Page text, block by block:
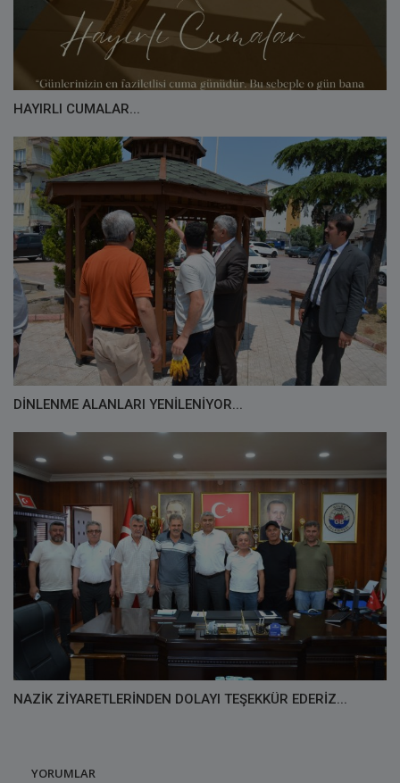
HAYIRLI CUMALAR...
DİNLENME ALANLARI YENİLENİYOR...
NAZİK ZİYARETLERİNDEN DOLAYI TEŞEKKÜR EDERİZ...
YORUMLAR